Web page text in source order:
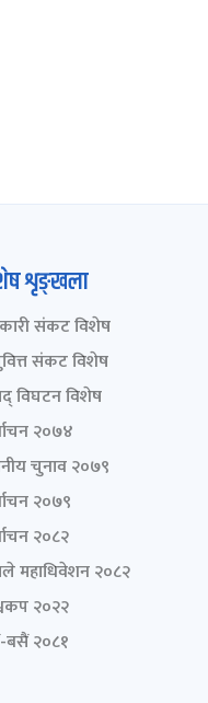
शृङ्खला
संकट विशेष
संकट विशेष
विघटन विशेष
२०७४
चुनाव २०७९
२०७९
२०८२
महाधिवेशन २०८२
२०२२
२०८१